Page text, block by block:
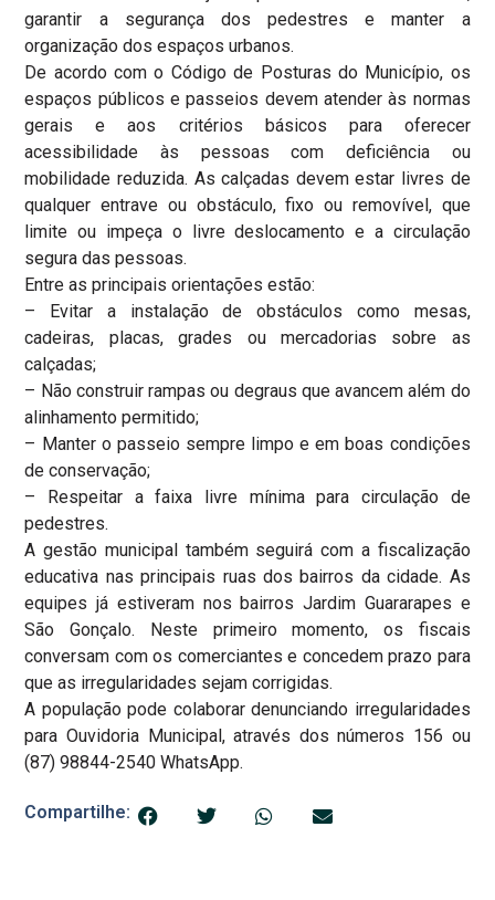
garantir a segurança dos pedestres e manter a
organização dos espaços urbanos.
De acordo com o Código de Posturas do Município, os
espaços públicos e passeios devem atender às normas
gerais e aos critérios básicos para oferecer
acessibilidade às pessoas com deficiência ou
mobilidade reduzida. As calçadas devem estar livres de
qualquer entrave ou obstáculo, fixo ou removível, que
limite ou impeça o livre deslocamento e a circulação
segura das pessoas.
Entre as principais orientações estão:
– Evitar a instalação de obstáculos como mesas,
cadeiras, placas, grades ou mercadorias sobre as
calçadas;
– Não construir rampas ou degraus que avancem além do
alinhamento permitido;
– Manter o passeio sempre limpo e em boas condições
de conservação;
– Respeitar a faixa livre mínima para circulação de
pedestres.
A gestão municipal também seguirá com a fiscalização
educativa nas principais ruas dos bairros da cidade. As
equipes já estiveram nos bairros Jardim Guararapes e
São Gonçalo. Neste primeiro momento, os fiscais
conversam com os comerciantes e concedem prazo para
que as irregularidades sejam corrigidas.
A população pode colaborar denunciando irregularidades
para Ouvidoria Municipal, através dos números 156 ou
(87) 98844-2540 WhatsApp.
Compartilhe: